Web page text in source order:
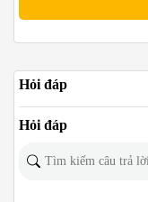
Hỏi đáp
Hỏi đáp